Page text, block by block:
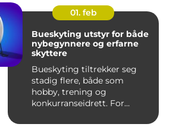
01. feb
Bueskyting utstyr for både
nybegynnere og erfarne
skyttere
Bueskyting tiltrekker seg
stadig flere, både som
hobby, trening og
konkurranseidrett. For